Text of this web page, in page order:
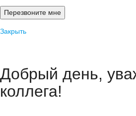
Закрыть
Добрый день,
коллега!